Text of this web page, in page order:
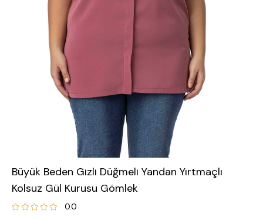
Büyük Beden Gizli Düğmeli Yandan Yırtmaçlı
Kolsuz Gül Kurusu Gömlek
0.0